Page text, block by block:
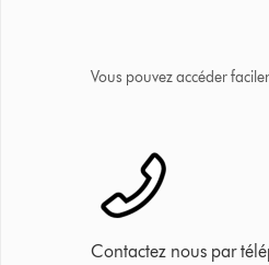
Vous pouvez accéder
Contactez nous par